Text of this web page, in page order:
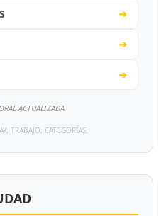
➔
➔
➔
ACTUALIZADA
TRABAJO, CATEGORÍAS.